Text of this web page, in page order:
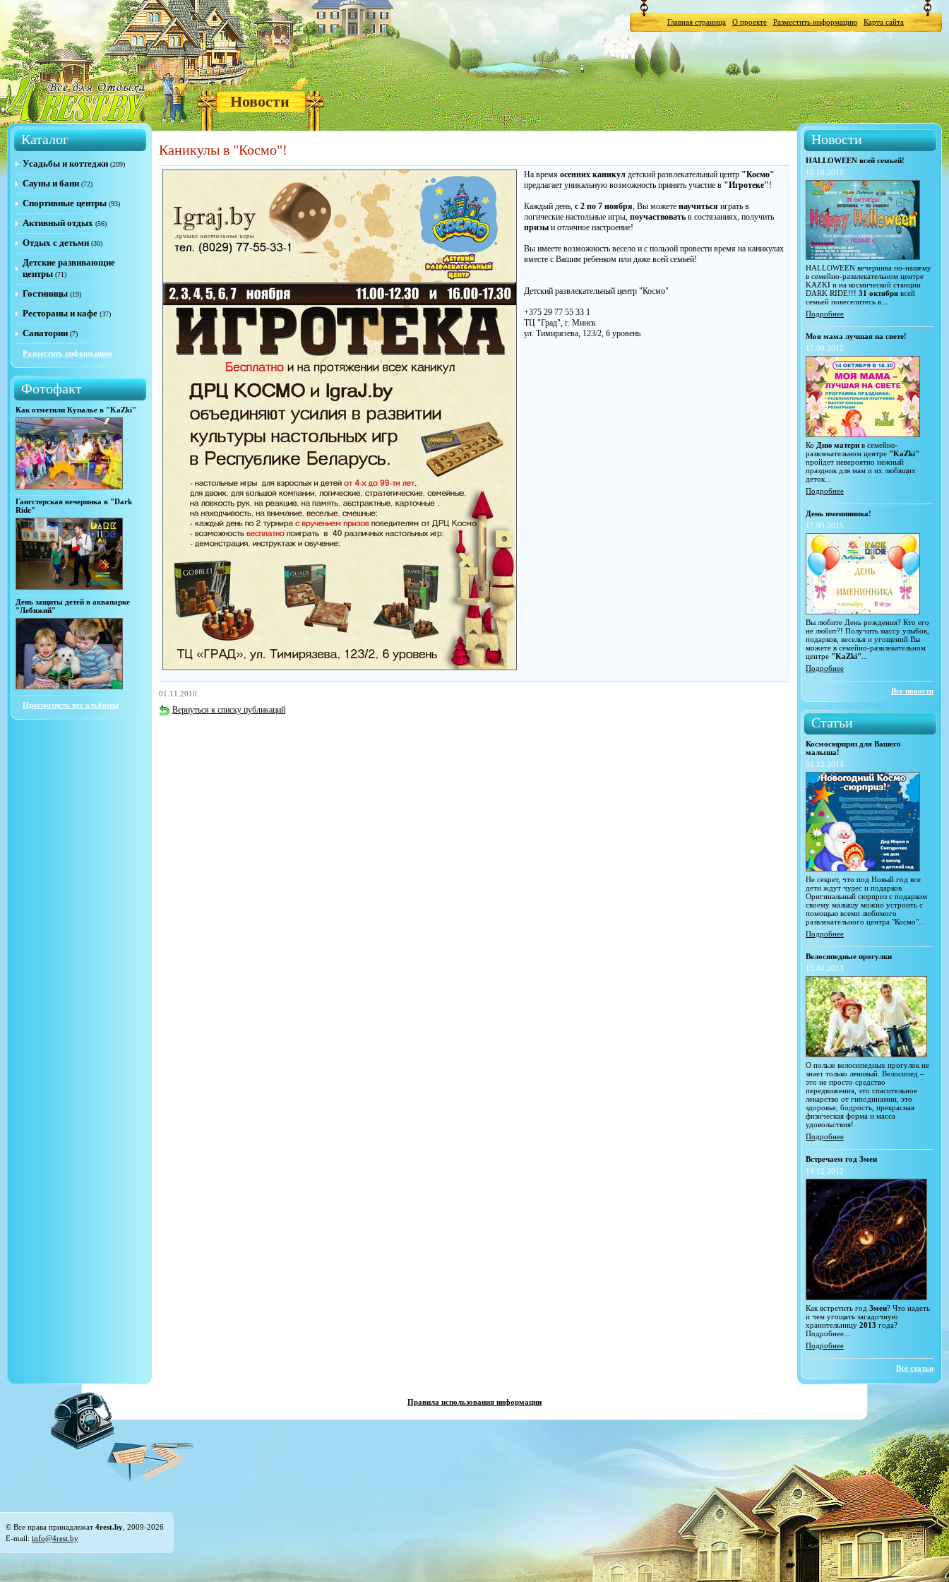
Главная страница О проекте Разместить информацию Карта сайта
Новости
Каталог
Усадьбы и коттеджи (209)
Сауны и бани (72)
Спортивные центры (93)
Активный отдых (56)
Отдых с детьми (30)
Детские развивающие
центры (71)
Гостиницы (19)
Рестораны и кафе (37)
Санатории (7)
Разместить информацию
Фотофакт
Как отметили Купалье в "KaZki"
Гангстерская вечеринка в "Dark
Ride"
День защиты детей в аквапарке
"Лебяжий"
Просмотреть все альбомы
Каникулы в "Космо"!
На время осенних каникул детский развлекательный центр "Космо"
предлагает уникальную возможность принять участие в "Игротеке"!
Каждый день, с 2 по 7 ноября, Вы можете научиться играть в
логические настольные игры, поучаствовать в состязаниях, получить
призы и отличное настроение!
Вы имеете возможность весело и с пользой провести время на каникулах
вместе с Вашим ребенком или даже всей семьей!
Детский развлекательный центр "Космо"
+375 29 77 55 33 1
ТЦ "Град", г. Минск
ул. Тимирязева, 123/2, 6 уровень
01.11.2010
Вернуться к списку публикаций
Новости
HALLOWEEN всей семьей!
10.10.2015
HALLOWEEN вечеринка по-нашему
в семейно-развлекательном центре
KAZKI и на космической станции
DARK RIDE!!! 31 октября всей
семьей повеселитесь в...
Подробнее
Моя мама лучшая на свете!
17.09.2015
Ко Дню матери в семейно-
развлекательном центре "KaZki"
пройдет невероятно нежный
праздник для мам и их любящих
деток...
Подробнее
День именинника!
17.09.2015
Вы любите День рождения? Кто его
не любит?! Получить массу улыбок,
подарков, веселья и угощений Вы
можете в семейно-развлекательном
центре "KaZki"
Подробнее
Все новости
Статьи
Космосюрприз для Вашего
малыша!
01.12.2014
Не секрет, что под Новый год все
дети ждут чудес и подарков.
Оригинальный сюрприз с подарком
своему малышу можно устроить с
помощью всеми любимого
развлекательного центра "Космо"...
Подробнее
Велосипедные прогулки
15.04.2013
О пользе велосипедных прогулок не
знает только ленивый. Велосипед –
это не просто средство
передвижения, это спасительное
лекарство от гиподинамии, это
здоровье, бодрость, прекрасная
физическая форма и масса
удовольствия!
Подробнее
Встречаем год Змеи
14.12.2012
Как встретить год Змеи? Что надеть
и чем угощать загадочную
хранительницу 2013 года?
Подробнее...
Подробнее
Все статьи
Правила использования информации
© Все права принадлежат 4rest.by , 2009-2026
E-mail: info@4rest.by